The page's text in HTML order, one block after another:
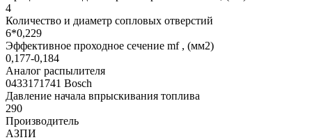
4
Количество и диаметр сопловых отверстий
6*0,229
Эффективное проходное сечение mf , (мм2)
0,177-0,184
Аналог распылителя
0433171741 Bosch
Давление начала впрыскивания топлива
290
Производитель
АЗПИ